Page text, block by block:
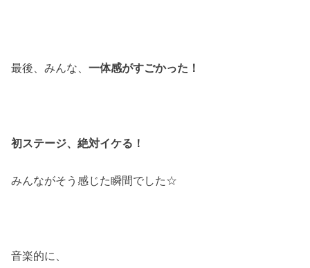
最後、みんな、一体感がすごかった！
初ステージ、絶対イケる！
みんながそう感じた瞬間でした☆
音楽的に、